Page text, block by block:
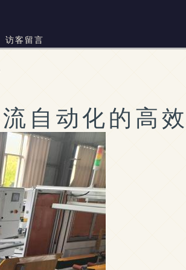
访客留言
自动化的高